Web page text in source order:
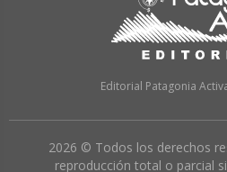
Editorial Patagonia
2026 © Todos los derechos
reproducción total o parcial